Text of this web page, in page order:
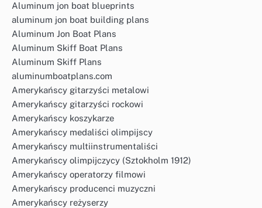
Aluminum jon boat blueprints
aluminum jon boat building plans
Aluminum Jon Boat Plans
Aluminum Skiff Boat Plans
Aluminum Skiff Plans
aluminumboatplans.com
Amerykańscy gitarzyści metalowi
Amerykańscy gitarzyści rockowi
Amerykańscy koszykarze
Amerykańscy medaliści olimpijscy
Amerykańscy multiinstrumentaliści
Amerykańscy olimpijczycy (Sztokholm 1912)
Amerykańscy operatorzy filmowi
Amerykańscy producenci muzyczni
Amerykańscy reżyserzy